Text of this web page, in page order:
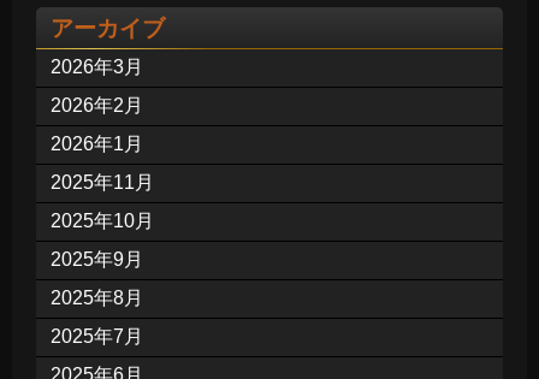
アーカイブ
2026年3月
2026年2月
2026年1月
2025年11月
2025年10月
2025年9月
2025年8月
2025年7月